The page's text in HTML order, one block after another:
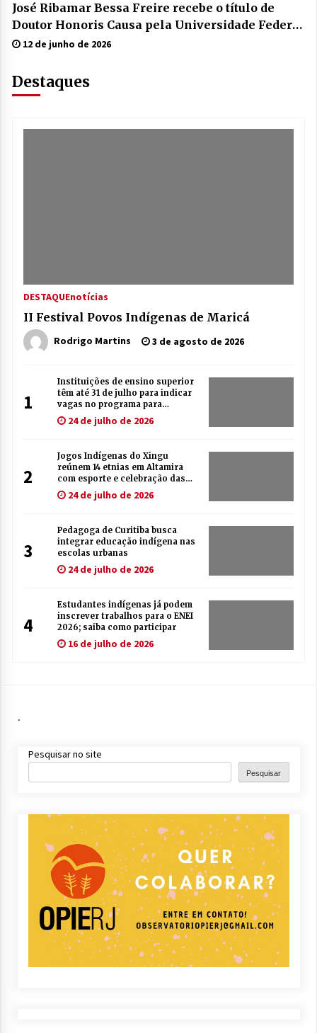
José Ribamar Bessa Freire recebe o título de
Doutor Honoris Causa pela Universidade Federal
do Amazonas
12 de junho de 2026
Destaques
DESTAQUEnotícias
II Festival Povos Indígenas de Maricá
Rodrigo Martins 3 de agosto de 2026
1
Instituições de ensino superior
têm até 31 de julho para indicar
vagas no programa para
indígenas
24 de julho de 2026
2
Jogos Indígenas do Xingu
reúnem 14 etnias em Altamira
com esporte e celebração das
tradições
24 de julho de 2026
3
Pedagoga de Curitiba busca
integrar educação indígena nas
escolas urbanas
24 de julho de 2026
4
Estudantes indígenas já podem
inscrever trabalhos para o ENEI
2026; saiba como participar
16 de julho de 2026
.
Pesquisar no site
Pesquisar